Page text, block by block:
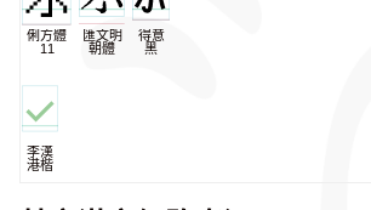
俐方體
11
匯文明
朝體
得意
黑
李漢
港楷